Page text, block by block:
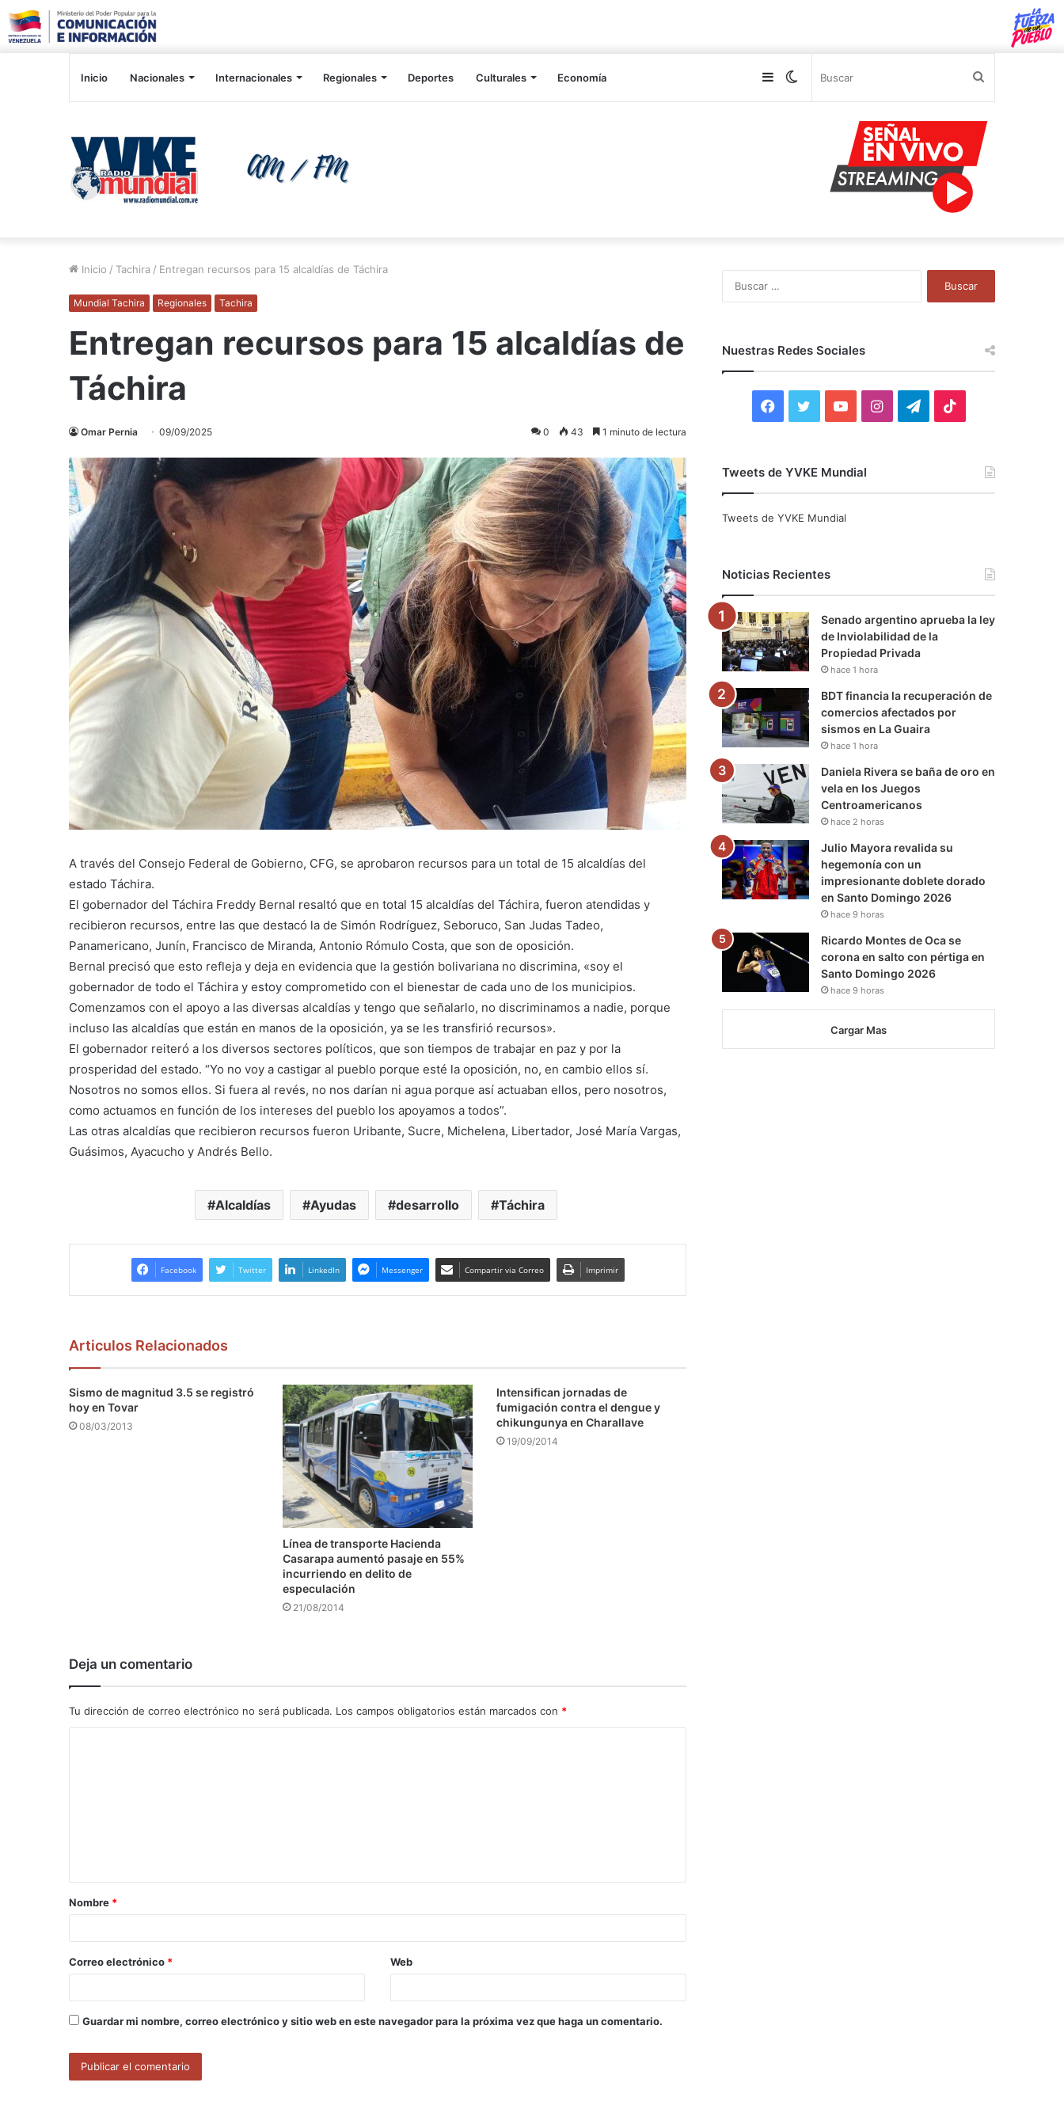
Inicio Nacionales Internacionales Regionales Deportes Culturales Economía Switch
Sidebar
Inicio / Tachira / Entregan recursos para 15 alcaldías de Táchira
Mundial Tachira Regionales Tachira
Entregan recursos para 15 alcaldías de
Táchira
Omar Pernia 09/09/2025 0 43 1 minuto de lectura
A través del Consejo Federal de Gobierno, CFG, se aprobaron recursos para un total de 15 alcaldías del
estado Táchira.
El gobernador del Táchira Freddy Bernal resaltó que en total 15 alcaldías del Táchira, fueron atendidas y
recibieron recursos, entre las que destacó la de Simón Rodríguez, Seboruco, San Judas Tadeo,
Panamericano, Junín, Francisco de Miranda, Antonio Rómulo Costa, que son de oposición.
Bernal precisó que esto refleja y deja en evidencia que la gestión bolivariana no discrimina, «soy el
gobernador de todo el Táchira y estoy comprometido con el bienestar de cada uno de los municipios.
Comenzamos con el apoyo a las diversas alcaldías y tengo que señalarlo, no discriminamos a nadie, porque
incluso las alcaldías que están en manos de la oposición, ya se les transfirió recursos».
El gobernador reiteró a los diversos sectores políticos, que son tiempos de trabajar en paz y por la
prosperidad del estado. “Yo no voy a castigar al pueblo porque esté la oposición, no, en cambio ellos sí.
Nosotros no somos ellos. Si fuera al revés, no nos darían ni agua porque así actuaban ellos, pero nosotros,
como actuamos en función de los intereses del pueblo los apoyamos a todos”.
Las otras alcaldías que recibieron recursos fueron Uribante, Sucre, Michelena, Libertador, José María Vargas,
Guásimos, Ayacucho y Andrés Bello.
Alcaldías Ayudas desarrollo Táchira
Facebook Twitter LinkedIn Messenger Compartir via Correo Imprimir
Articulos Relacionados
Sismo de magnitud 3.5 se registró
hoy en Tovar
08/03/2013
Línea de transporte Hacienda
Casarapa aumentó pasaje en 55%
incurriendo en delito de
especulación
21/08/2014
Intensifican jornadas de
fumigación contra el dengue y
chikungunya en Charallave
19/09/2014
Deja un comentario
Tu dirección de correo electrónico no será publicada. Los campos obligatorios están marcados con *
a
r
*
Nombre *
Correo electrónico * Web
Guardar mi nombre, correo electrónico y sitio web en este navegador para la próxima vez que haga un comentario.
Nuestras Redes Sociales
F
c
o
k
i
r
Y
u
e
I
r
a
m
T
a
m
Tweets de YVKE Mundial
Tweets de YVKE Mundial
Noticias Recientes
Senado argentino aprueba la ley
de Inviolabilidad de la
Propiedad Privada
hace 1 hora
BDT financia la recuperación de
comercios afectados por
sismos en La Guaira
hace 1 hora
Daniela Rivera se baña de oro en
vela en los Juegos
Centroamericanos
hace 2 horas
Julio Mayora revalida su
hegemonía con un
impresionante doblete dorado
en Santo Domingo 2026
hace 9 horas
Ricardo Montes de Oca se
corona en salto con pértiga en
Santo Domingo 2026
hace 9 horas
Cargar Mas